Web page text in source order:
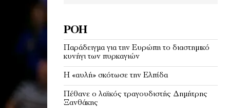
ΡΟΉ
Παράδειγμα για την Ευρώπη το διαστημικό
κυνήγι των πυρκαγιών
Η «αυλή» σκότωσε την Ελπίδα
Πέθανε ο λαϊκός τραγουδιστής Δημήτρης
Ξανθάκης